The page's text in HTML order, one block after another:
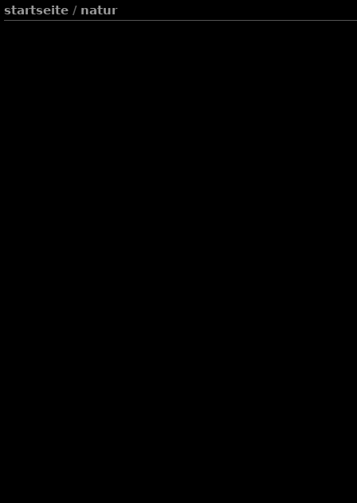
startseite/ natur